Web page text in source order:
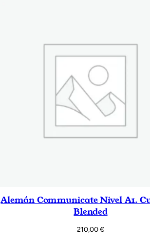
Alemán Communicate Nivel A1.
Blended
210,00€